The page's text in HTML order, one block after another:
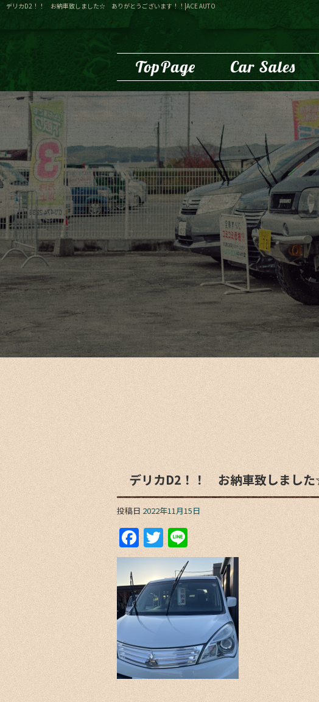
デリカD2！！ お納車致しました☆ ありがとうございます！！|ACE AUTO
デリカD2！！ お納車致しまし
投稿日 2022年11月15日
F
a
c
e
b
o
o
k
T
w
itt
er
Li
n
e